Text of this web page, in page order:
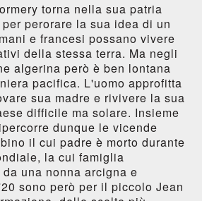
torna nella sua patria
perorare la sua idea di un
e francesi possano vivere
della stessa terra. Ma negli
algerina però è ben lontana
pacifica. L'uomo approfitta
sua madre e rivivere la sua
difficile ma solare. Insieme
dunque le vicende
il cui padre è morto durante
la cui famiglia
una nonna arcigna e
sono però per il piccolo Jean